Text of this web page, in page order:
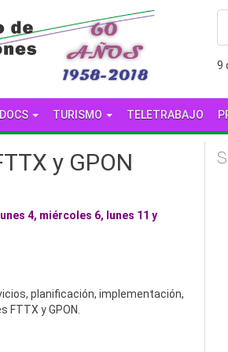
TURISMO TELETRABAJO
y GPON
4, miércoles 6, lunes 11 y
planificación, implementación,
y GPON.